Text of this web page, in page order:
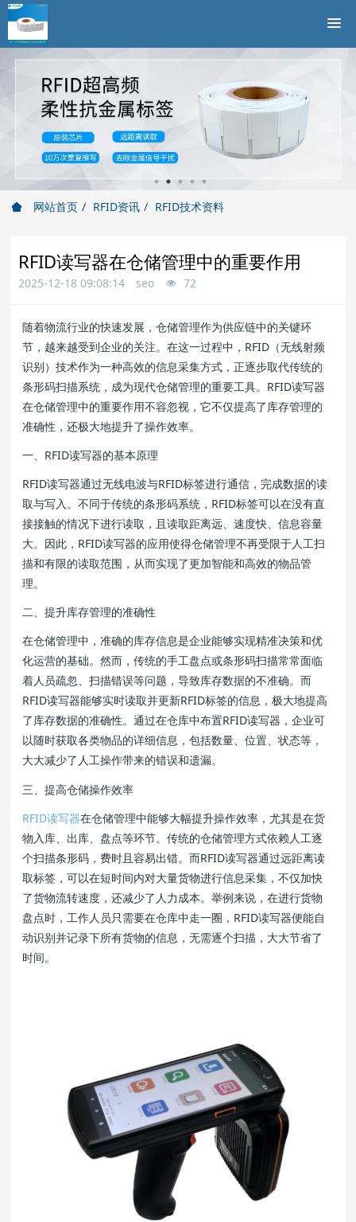
网站首页 RFID资讯 RFID技术资料
RFID读写器在仓储管理中的重要作用
2025-12-18 09:08:14 seo 72
随着物流行业的快速发展，仓储管理作为供应链中的关键环
节，越来越受到企业的关注。在这一过程中，RFID（无线射频
识别）技术作为一种高效的信息采集方式，正逐步取代传统的
条形码扫描系统，成为现代仓储管理的重要工具。RFID读写器
在仓储管理中的重要作用不容忽视，它不仅提高了库存管理的
准确性，还极大地提升了操作效率。
一、RFID读写器的基本原理
RFID读写器通过无线电波与RFID标签进行通信，完成数据的读
取与写入。不同于传统的条形码系统，RFID标签可以在没有直
接接触的情况下进行读取，且读取距离远、速度快、信息容量
大。因此，RFID读写器的应用使得仓储管理不再受限于人工扫
描和有限的读取范围，从而实现了更加智能和高效的物品管
理。
二、提升库存管理的准确性
在仓储管理中，准确的库存信息是企业能够实现精准决策和优
化运营的基础。然而，传统的手工盘点或条形码扫描常常面临
着人员疏忽、扫描错误等问题，导致库存数据的不准确。而
RFID读写器能够实时读取并更新RFID标签的信息，极大地提高
了库存数据的准确性。通过在仓库中布置RFID读写器，企业可
以随时获取各类物品的详细信息，包括数量、位置、状态等，
大大减少了人工操作带来的错误和遗漏。
三、提高仓储操作效率
RFID读写器在仓储管理中能够大幅提升操作效率，尤其是在货
物入库、出库、盘点等环节。传统的仓储管理方式依赖人工逐
个扫描条形码，费时且容易出错。而RFID读写器通过远距离读
取标签，可以在短时间内对大量货物进行信息采集，不仅加快
了货物流转速度，还减少了人力成本。举例来说，在进行货物
盘点时，工作人员只需要在仓库中走一圈，RFID读写器便能自
动识别并记录下所有货物的信息，无需逐个扫描，大大节省了
时间。